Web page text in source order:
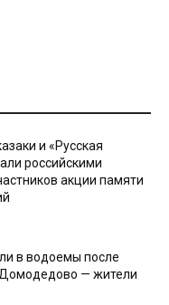
и «Русская
российскими
акции памяти
в водоемы после
— жители